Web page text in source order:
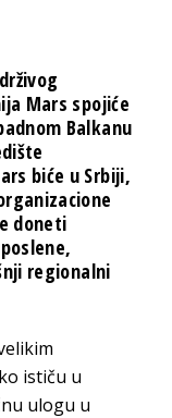
Mars spojiće
Balkanu
biće u Srbiji,
doneti
regionalni
ističu u
ulogu u